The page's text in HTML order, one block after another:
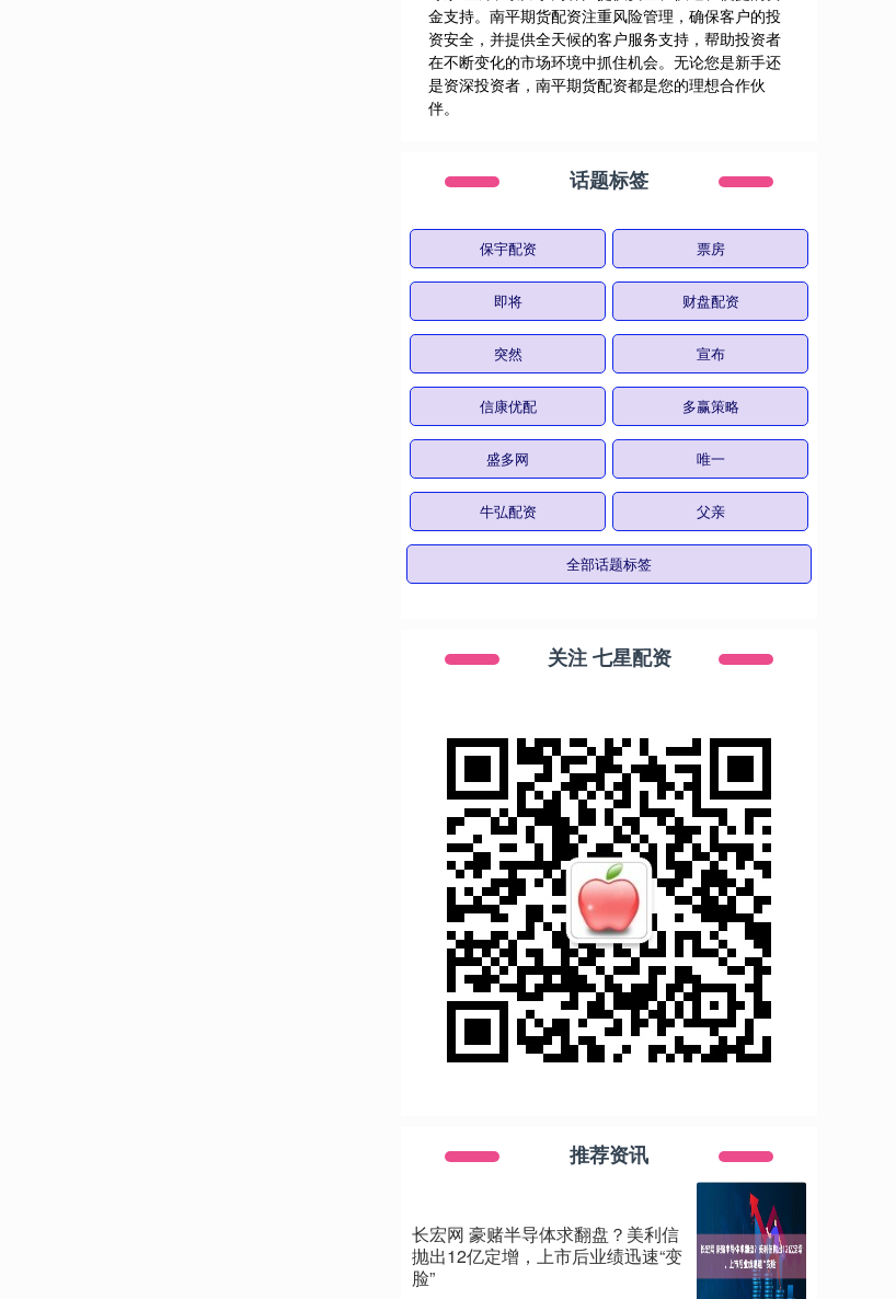
金支持。南平期货配资注重风险管理，确保客户的投
资安全，并提供全天候的客户服务支持，帮助投资者
在不断变化的市场环境中抓住机会。无论您是新手还
是资深投资者，南平期货配资都是您的理想合作伙
伴。
话题标签
保宇配资 票房
即将 财盘配资
突然 宣布
信康优配 多赢策略
盛多网 唯一
牛弘配资 父亲
全部话题标签
关注 七星配资
推荐资讯
长宏网 豪赌半导体求翻盘？美利信
抛出12亿定增，上市后业绩迅速“变
脸”